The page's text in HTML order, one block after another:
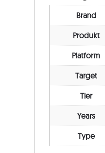
Brand
Produkt
Platform
Target
Tier
Years
Type